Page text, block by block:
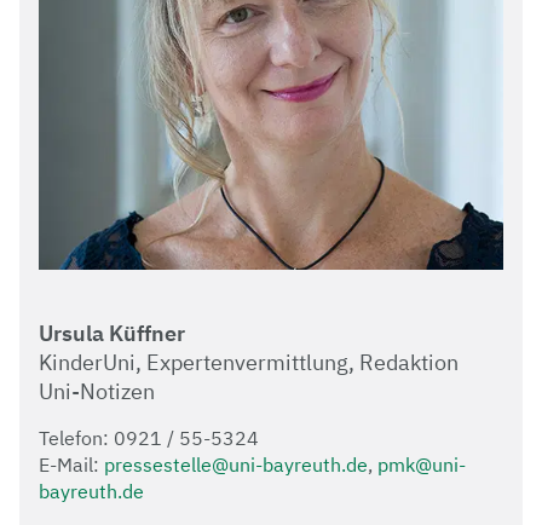
Ursula Küffner
KinderUni, Expertenvermittlung, Redaktion
Uni-Notizen
Telefon: 0921 / 55-5324
E-Mail: pressestelle@uni-bayreuth.de, pmk@uni-
bayreuth.de